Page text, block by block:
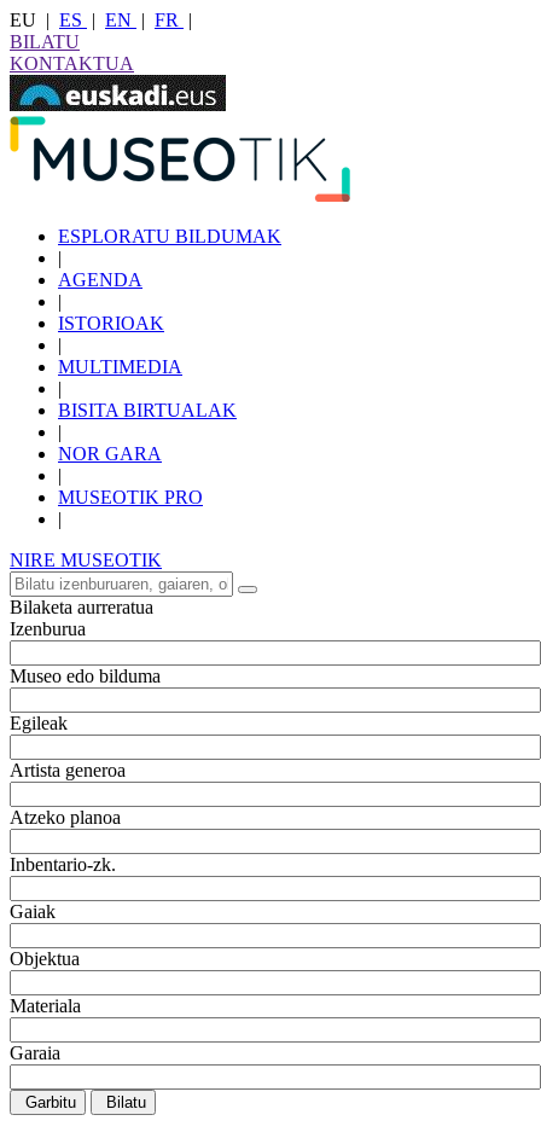
EU | ES | EN | FR
|
BILATU
KONTAKTUA
ESPLORATU BILDUMAK
|
AGENDA
|
ISTORIOAK
|
MULTIMEDIA
|
BISITA BIRTUALAK
|
NOR GARA
|
MUSEOTIK PRO
|
NIRE MUSEOTIK
Bilaketa aurreratua
Izenburua
Museo edo bilduma
Egileak
Artista generoa
Atzeko planoa
Inbentario-zk.
Gaiak
Objektua
Materiala
Garaia
Garbitu Bilatu